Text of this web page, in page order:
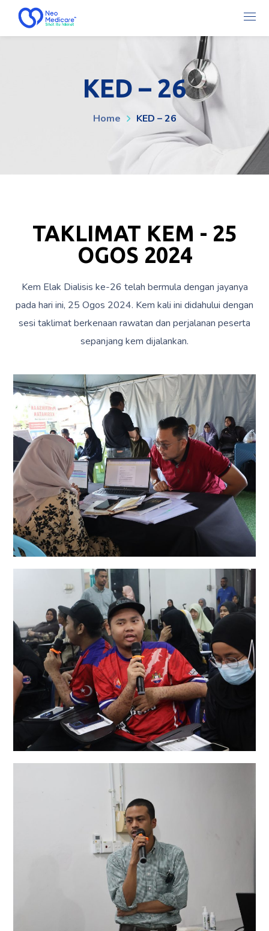
KED – 26
Home KED – 26
TAKLIMAT KEM - 25
OGOS 2024
Kem Elak Dialisis ke-26 telah bermula dengan jayanya
pada hari ini, 25 Ogos 2024. Kem kali ini didahului dengan
sesi taklimat berkenaan rawatan dan perjalanan peserta
sepanjang kem dijalankan.